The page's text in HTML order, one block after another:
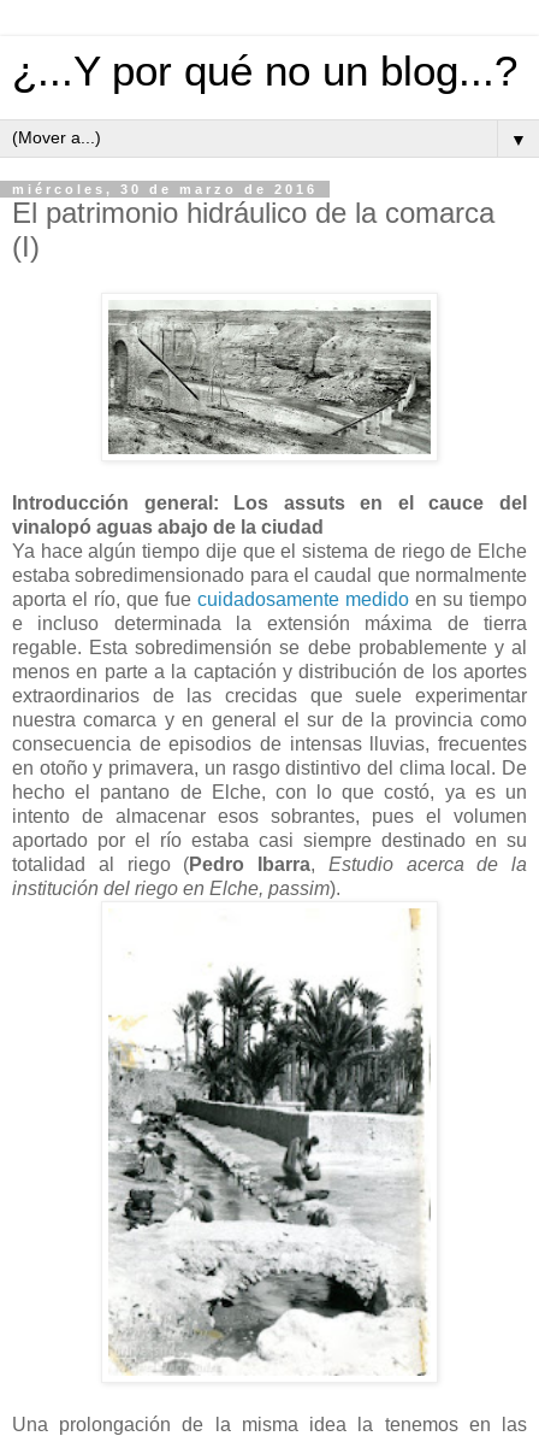
¿...Y por qué no un blog...?
▼
miércoles, 30 de marzo de 2016
El patrimonio hidráulico de la comarca
(I)
Introducción general: Los assuts en el cauce del
vinalopó aguas abajo de la ciudad
Ya hace algún tiempo dije que el sistema de riego de Elche
estaba sobredimensionado para el caudal que normalmente
aporta el río, que fue cuidadosamente medido en su tiempo
e incluso determinada la extensión máxima de tierra
regable. Esta sobredimensión se debe probablemente y al
menos en parte a la captación y distribución de los aportes
extraordinarios de las crecidas que suele experimentar
nuestra comarca y en general el sur de la provincia como
consecuencia de episodios de intensas lluvias, frecuentes
en otoño y primavera, un rasgo distintivo del clima local. De
hecho el pantano de Elche, con lo que costó, ya es un
intento de almacenar esos sobrantes, pues el volumen
aportado por el río estaba casi siempre destinado en su
totalidad al riego (Pedro Ibarra, Estudio acerca de la
institución del riego en Elche, passim).
Una prolongación de la misma idea la tenemos en las